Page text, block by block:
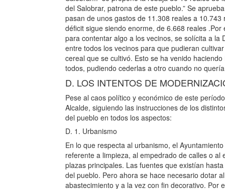
del Salobrar, patrona de este pueblo.” Se
pasan de unos gastos de 11.308 reales a
déficit sigue siendo enorme, de 6.668 reales
para contentar algo a los vecinos, se solícita a la
entre todos los vecinos para que pudieran
cereal que se cultivó. Esto se ha venido
todos, pudiendo cederlas a otro cuando no
D. LOS INTENTOS DE
Pese al caos político y económico de este
Alcalde, siguiendo las instrucciones de los
del pueblo en todos los aspectos:
D. 1. Urbanismo
En lo que respecta al urbanismo, el
referente a limpieza, al empedrado de calles o
plazas principales. Las fuentes que existían
del pueblo. Pero ahora se hace necesario dotar
abastecimiento y a la vez con fin decorativo. Por